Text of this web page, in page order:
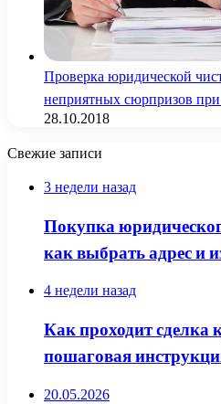
Проверка юридической
неприятных сюрпризов
28.10.2018
Свежие записи
3 недели назад
Покупка
как выбрать адрес и
4 недели назад
Как проходит
пошаговая
20.05.2026